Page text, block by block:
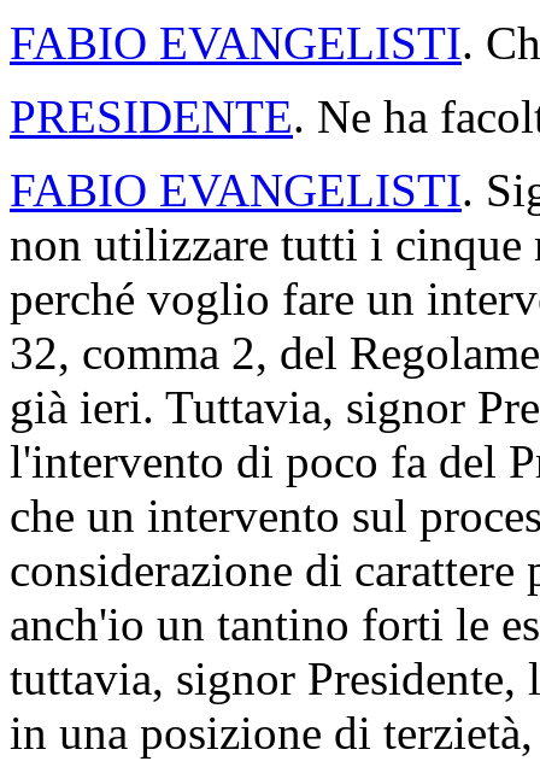
FABIO EVANGELISTI.
PRESIDENTE. Ne ha
FABIO EVANGELISTI.
non utilizzare tutti i cinque
perché voglio fare un
32, comma 2, del
già ieri. Tuttavia, signor
l'intervento di poco fa del
che un intervento sul
considerazione di
anch'io un tantino forti le
tuttavia, signor Presidente,
in una posizione di